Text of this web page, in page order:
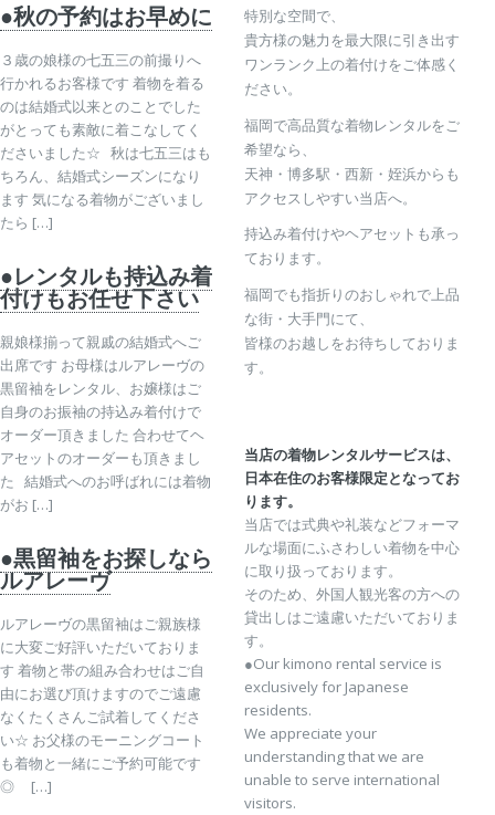
特別な空間で、
貴方様の魅力を最大限に引き出す
ワンランク上の着付けをご体感く
ださい。
福岡で高品質な着物レンタルをご
希望なら、
天神・博多駅・西新・姪浜からも
アクセスしやすい当店へ。
持込み着付けやヘアセットも承っ
ております。
福岡でも指折りのおしゃれで上品
な街・大手門にて、
皆様のお越しをお待ちしておりま
す。
当店の着物レンタルサービスは、
日本在住のお客様限定となってお
ります。
当店では式典や礼装などフォーマ
ルな場面にふさわしい着物を中心
に取り扱っております。
そのため、外国人観光客の方への
貸出しはご遠慮いただいておりま
す。
●Our kimono rental service is
exclusively for Japanese
residents.
We appreciate your
understanding that we are
unable to serve international
visitors.
●秋の予約はお早めに
３歳の娘様の七五三の前撮りへ
行かれるお客様です 着物を着る
のは結婚式以来とのことでした
がとっても素敵に着こなしてく
ださいました☆ 秋は七五三はも
ちろん、結婚式シーズンになり
ます 気になる着物がございまし
たら […]
●レンタルも持込み着
付けもお任せ下さい
親娘様揃って親戚の結婚式へご
出席です お母様はルアレーヴの
黒留袖をレンタル、お嬢様はご
自身のお振袖の持込み着付けで
オーダー頂きました 合わせてヘ
アセットのオーダーも頂きまし
た 結婚式へのお呼ばれには着物
がお […]
●黒留袖をお探しなら
ルアレーヴ
ルアレーヴの黒留袖はご親族様
に大変ご好評いただいておりま
す 着物と帯の組み合わせはご自
由にお選び頂けますのでご遠慮
なくたくさんご試着してくださ
い☆ お父様のモーニングコート
も着物と一緒にご予約可能です
◎ […]